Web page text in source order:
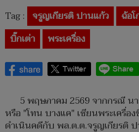
Tag : จรูญเกียรติ ปานแก้ว ฉ้อโ
บิ๊กเต่า
พระเครื่อง
5 พฤษภาคม 2569 จากกรณี น
หรือ "โทน บางแค" เซียนพระเครื่อง
ดำเนินคดีกับ พล.ต.ต.จรูญเกียรติ